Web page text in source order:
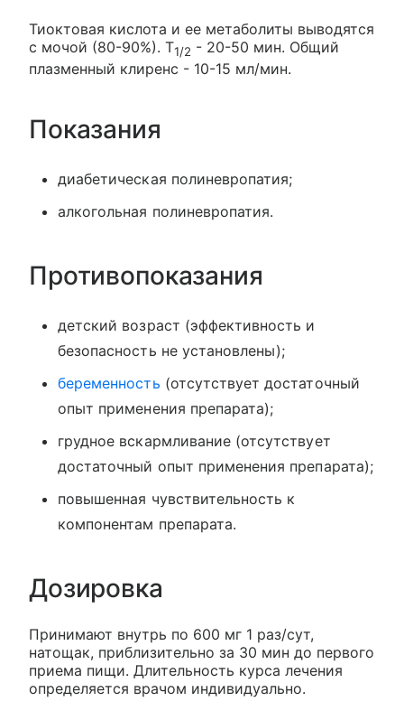
Тиоктовая кислота и ее метаболиты выводятся
с мочой (80-90%). T1/2 - 20-50 мин. Общий
плазменный клиренс - 10-15 мл/мин.
Показания
диабетическая полиневропатия;
алкогольная полиневропатия.
Противопоказания
детский возраст (эффективность и
безопасность не установлены);
беременность (отсутствует достаточный
опыт применения препарата);
грудное вскармливание (отсутствует
достаточный опыт применения препарата);
повышенная чувствительность к
компонентам препарата.
Дозировка
Принимают внутрь по 600 мг 1 раз/сут,
натощак, приблизительно за 30 мин до первого
приема пищи. Длительность курса лечения
определяется врачом индивидуально.